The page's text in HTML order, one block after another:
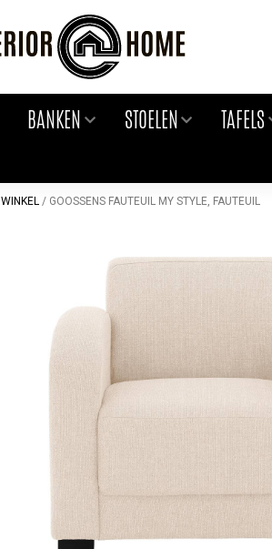
BANKEN STOELEN TAFELS
WINKEL / GOOSSENS FAUTEUIL MY STYLE, FAUTEUIL